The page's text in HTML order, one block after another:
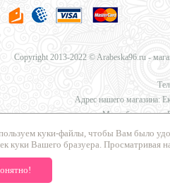
куки-файлы, чтобы Вам было
куки Вашего бразуера. Просматривая
Copyright 2013-2022 © Arabeska96.ru -
Адрес нашего магазина:
Мы работаем для
Мы предлагаемдоставку в Москву,